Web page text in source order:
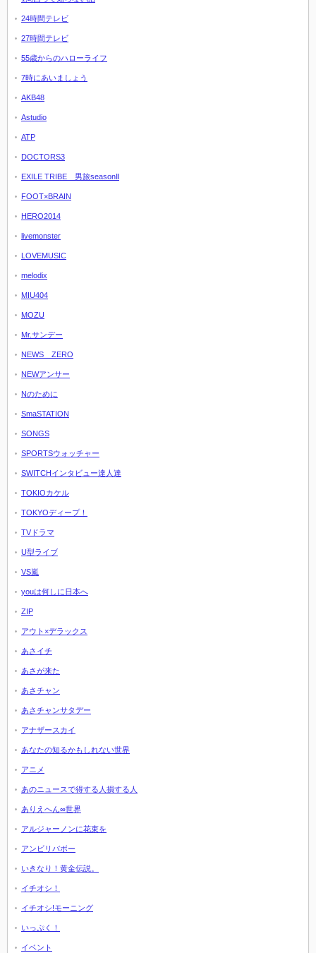
24時間テレビ
27時間テレビ
55歳からのハローライフ
7時にあいましょう
AKB48
Astudio
ATP
DOCTORS3
EXILE TRIBE 男旅seasonⅡ
FOOT×BRAIN
HERO2014
livemonster
LOVEMUSIC
melodix
MIU404
MOZU
Mr.サンデー
NEWS ZERO
NEWアンサー
Nのために
SmaSTATION
SONGS
SPORTSウォッチャー
SWITCHインタビュー達人達
TOKIOカケル
TOKYOディープ！
TVドラマ
U型ライブ
VS嵐
youは何しに日本へ
ZIP
アウト×デラックス
あさイチ
あさが来た
あさチャン
あさチャンサタデー
アナザースカイ
あなたの知るかもしれない世界
アニメ
あのニュースで得する人損する人
ありえへん∞世界
アルジャーノンに花束を
アンビリバボー
いきなり！黄金伝説。
イチオシ！
イチオシ!モーニング
いっぷく！
イベント